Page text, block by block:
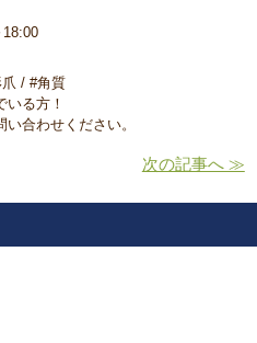
18:00
/ #角質
る方！
合わせください。
次の記事へ ≫